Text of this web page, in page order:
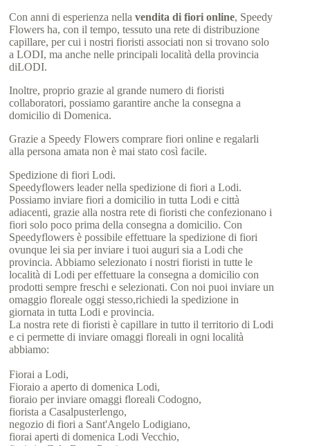
Con anni di esperienza nellavendita di fiori online, Speedy
Flowers ha, con il tempo, tessuto una rete di distribuzione
capillare, per cui i nostri fioristi associati non si trovano solo
a LODI, ma anche nelle principali località della provincia
diLODI.
Inoltre, proprio grazie al grande numero di fioristi
collaboratori, possiamo garantire anche la consegna a
domicilio di Domenica.
Grazie a Speedy Flowers comprare fiori online e regalarli
alla persona amata non è mai stato così facile.
Spedizione di fiori Lodi.
Speedyflowers leader nella spedizione di fiori a Lodi.
Possiamo inviare fiori a domicilio in tutta Lodi e città
adiacenti, grazie alla nostra rete di fioristi che confezionano i
fiori solo poco prima della consegna a domicilio. Con
Speedyflowers è possibile effettuare la spedizione di fiori
ovunque lei sia per inviare i tuoi auguri sia a Lodi che
provincia. Abbiamo selezionato i nostri fioristi in tutte le
località di Lodi per effettuare la consegna a domicilio con
prodotti sempre freschi e selezionati. Con noi puoi inviare un
omaggio floreale oggi stesso,richiedi la spedizione in
giornata in tutta Lodi e provincia.
La nostra rete di fioristi è capillare in tutto il territorio di Lodi
e ci permette di inviare omaggi floreali in ogni località
abbiamo:
Fiorai a Lodi,
Fioraio a aperto di domenica Lodi,
fioraio per inviare omaggi floreali Codogno,
fiorista a Casalpusterlengo,
negozio di fiori a Sant'Angelo Lodigiano,
fiorai aperti di domenica Lodi Vecchio,